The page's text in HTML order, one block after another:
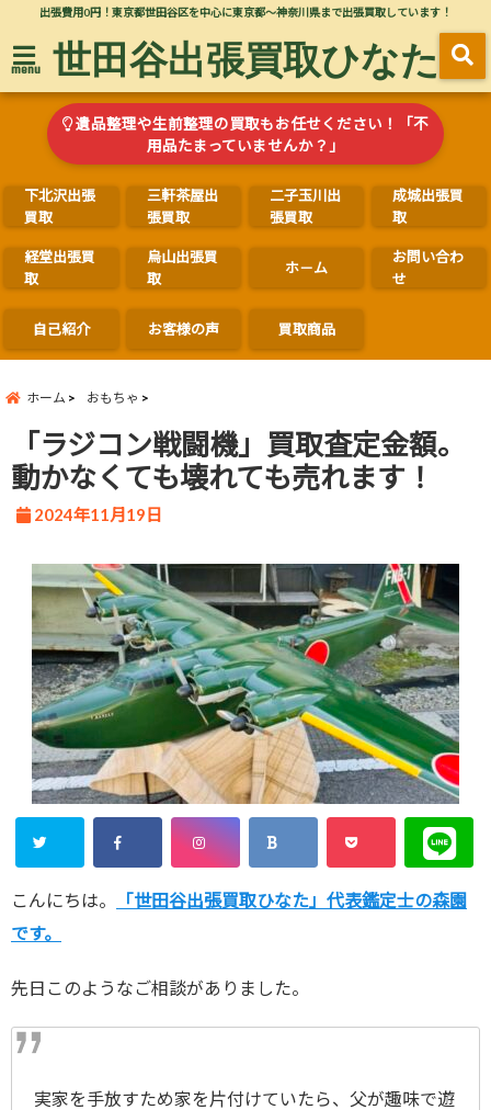
出張費用0円！東京都世田谷区を中心に東京都～神奈川県まで出張買取しています！
menu 世田谷出張買取ひなた
遺品整理や生前整理の買取もお任せください！「不
用品たまっていませんか？」
下北沢出張
買取
三軒茶屋出
張買取
二子玉川出
張買取
成城出張買
取
経堂出張買
取
烏山出張買
取
ホ－ム
お問い合わ
せ
自己紹介 お客様の声 買取商品
ホーム おもちゃ
「ラジコン戦闘機」買取査定金額。
動かなくても壊れても売れます！
2024年11月19日
こんにちは。
「世田谷出張買取ひなた」代表鑑定士の森園
です。
先日このようなご相談がありました。
実家を手放すため家を片付けていたら、父が趣味で遊